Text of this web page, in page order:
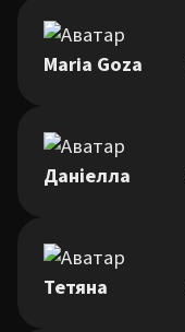
Maria Goza
Даніелла
Тетяна